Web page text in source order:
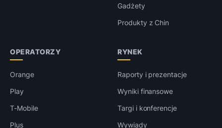
Gadżety
Produkty z Chin
OPERATORZY
Orange
Play
T-Mobile
Plus
RYNEK
Raporty i prezentacje
Wyniki finansowe
Targi i konferencje
Wywiady